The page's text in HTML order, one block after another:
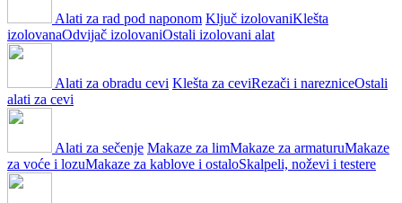
Alati za rad pod naponom Ključ izolovaniKlešta
izolovanaOdvijač izolovaniOstali izolovani alat
Alati za obradu cevi Klešta za ceviRezači i narezniceOstali
alati za cevi
Alati za sečenje Makaze za limMakaze za armaturuMakaze
za voće i lozuMakaze za kablove i ostaloSkalpeli, noževi i testere